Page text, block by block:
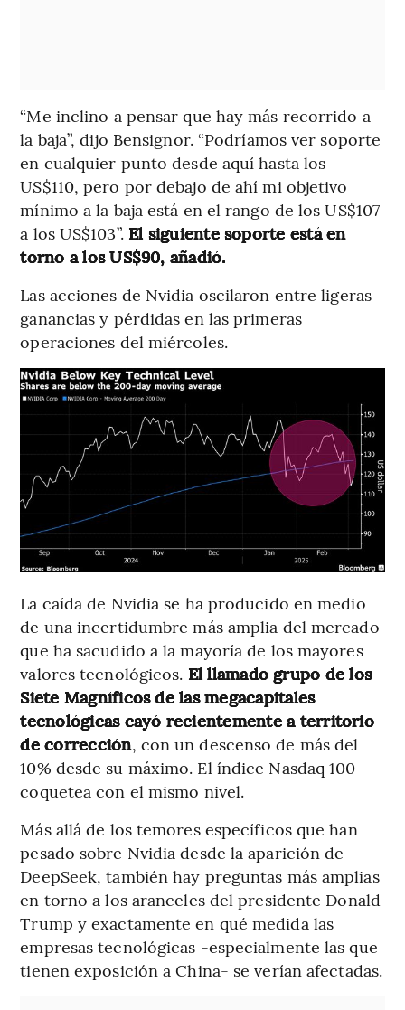
“Me inclino a pensar que hay más recorrido a
la baja”, dijo Bensignor. “Podríamos ver soporte
en cualquier punto desde aquí hasta los
US$110, pero por debajo de ahí mi objetivo
mínimo a la baja está en el rango de los US$107
a los US$103”. El siguiente soporte está en
torno a los US$90, añadió.
Las acciones de Nvidia oscilaron entre ligeras
ganancias y pérdidas en las primeras
operaciones del miércoles.
La caída de Nvidia se ha producido en medio
de una incertidumbre más amplia del mercado
que ha sacudido a la mayoría de los mayores
valores tecnológicos. El llamado grupo de los
Siete Magníficos de las megacapitales
tecnológicas cayó recientemente a territorio
de corrección, con un descenso de más del
10% desde su máximo. El índice Nasdaq 100
coquetea con el mismo nivel.
Más allá de los temores específicos que han
pesado sobre Nvidia desde la aparición de
DeepSeek, también hay preguntas más amplias
en torno a los aranceles del presidente Donald
Trump y exactamente en qué medida las
empresas tecnológicas -especialmente las que
tienen exposición a China- se verían afectadas.